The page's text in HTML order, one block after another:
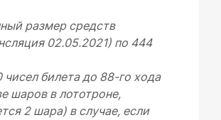
размер средств
02.05.2021) по 444
билета до 88-го хода
шаров в лототроне,
2 шара) в случае, если